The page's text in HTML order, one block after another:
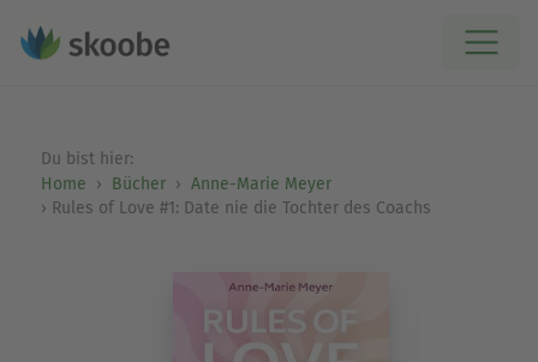
Du bist hier:
Home
Bücher
Anne-Marie Meyer
Rules of Love #1: Date nie die Tochter des Coachs